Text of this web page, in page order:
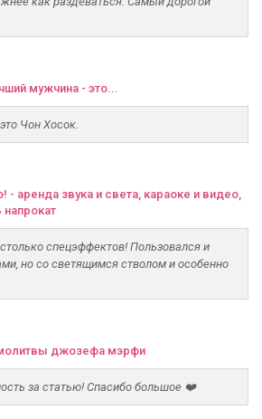
мужчина - это...
Чон Хосок.
- аренда звука и света, караоке и видео,
спецэффектов! Пользовался и
но со светящимся стволом и особенно
джозефа мэрфи
за статью! Спасибо большое ❤️